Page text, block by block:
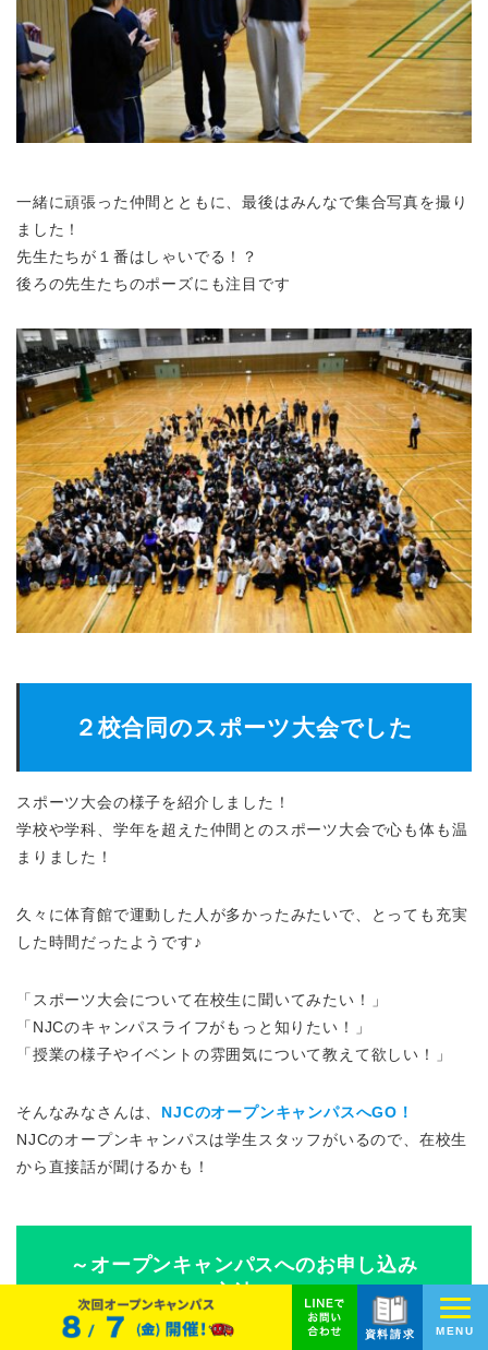
一緒に頑張った仲間とともに、最後はみんなで集合写真を撮り
ました！
先生たちが１番はしゃいでる！？
後ろの先生たちのポーズにも注目です
２校合同のスポーツ大会でした
スポーツ大会の様子を紹介しました！
学校や学科、学年を超えた仲間とのスポーツ大会で心も体も温
まりました！
久々に体育館で運動した人が多かったみたいで、とっても充実
した時間だったようです♪
「スポーツ大会について在校生に聞いてみたい！」
「NJCのキャンパスライフがもっと知りたい！」
「授業の様子やイベントの雰囲気について教えて欲しい！」
そんなみなさんは、 NJCのオープンキャンパスへGO！
NJCのオープンキャンパスは学生スタッフがいるので、在校生
から直接話が聞けるかも！
～オープンキャンパスへのお申し込み
方法～
資料請求 MENU